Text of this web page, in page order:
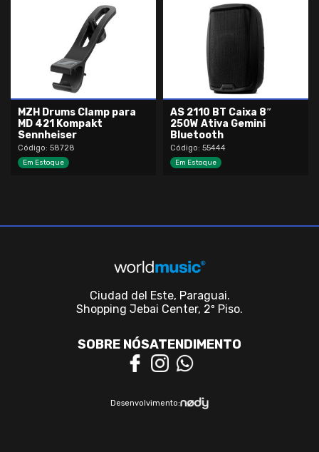
MZH Drums Clamp para
MD 421 Kompakt
Sennheiser
Código: 58728
Em Estoque
AS 2110 BT Caixa 8″
250W Ativa Gemini
Bluetooth
Código: 55444
Em Estoque
Ciudad del Este, Paraguai.
Shopping Jebai Center, 2º Piso.
SOBRE NÓSATENDIMENTO
Desenvolvimento: